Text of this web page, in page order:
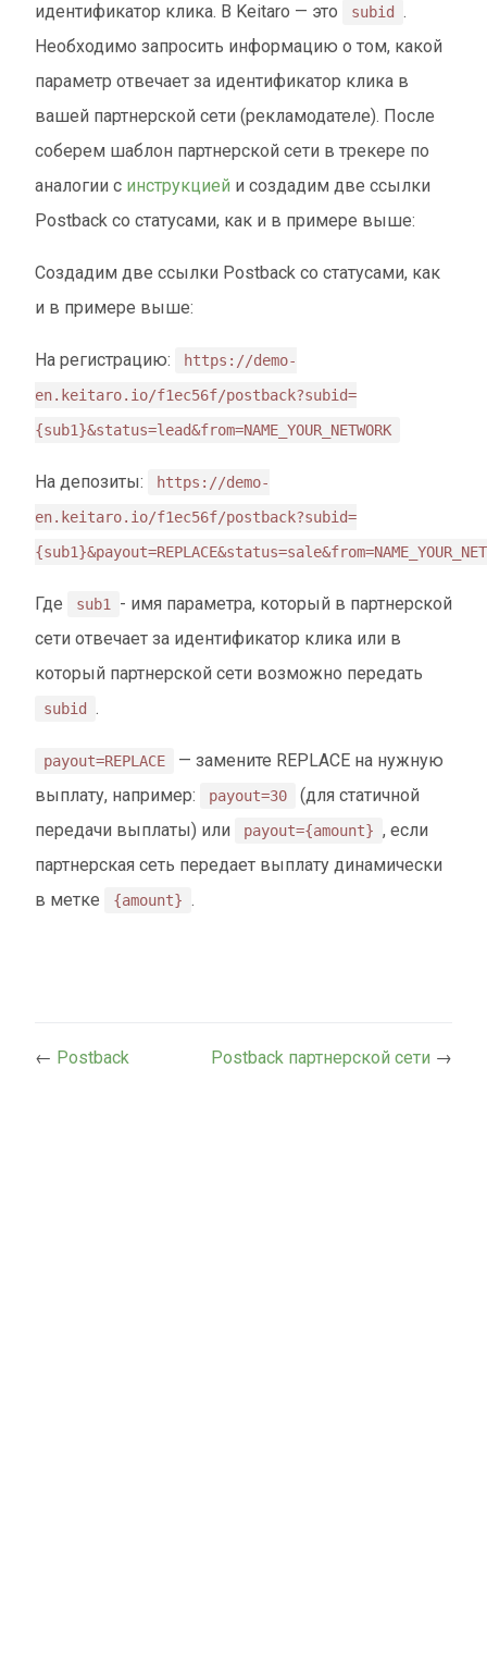
идентификатор клика. В Keitaro — это
subid
.
Необходимо запросить информацию о том, какой
параметр отвечает за идентификатор клика в
вашей партнерской сети (рекламодателе). После
соберем шаблон партнерской сети в трекере по
аналогии с инструкцией и создадим две ссылки
Postback со статусами, как и в примере выше:
Создадим две ссылки Postback со статусами, как
и в примере выше:
На регистрацию:
https://demo-
en.keitaro.io/f1ec56f/postback?subid=
{sub1}&status=lead&from=NAME_YOUR_NETWORK
На депозиты:
https://demo-
en.keitaro.io/f1ec56f/postback?subid=
Где sub1 - имя параметра, который в партнерской
сети отвечает за идентификатор клика или в
который партнерской сети возможно передать
subid .
payout=REPLACE
— замените REPLACE на нужную
выплату, например:
payout=30
(для статичной
передачи выплаты) или
payout={amount} , если
партнерская сеть передает выплату динамически
в метке
{amount} .
← Postback Postback партнерской сети →